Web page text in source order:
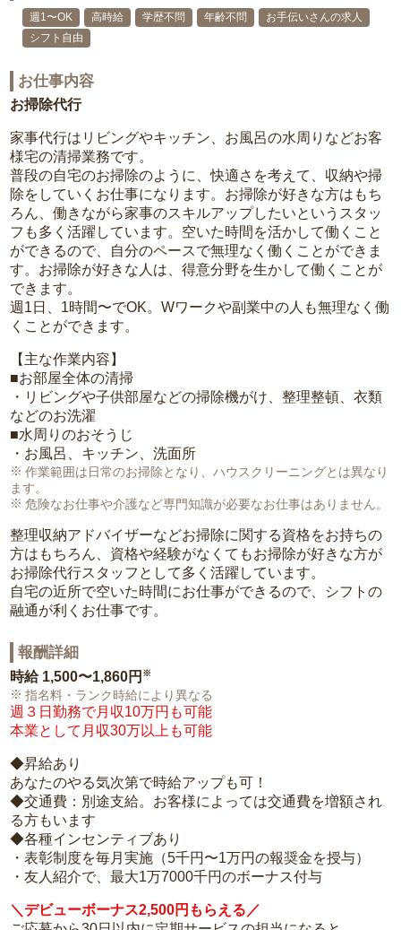
週1〜OK 高時給 学歴不問 年齢不問
お手伝いさんの求人
シフト自由
お仕事内容
お掃除代行
家事代行はリビングやキッチン、お風呂の水周りなどお客
様宅の清掃業務です。
普段の自宅のお掃除のように、快適さを考えて、収納や掃
除をしていくお仕事になります。お掃除が好きな方はもち
ろん、働きながら家事のスキルアップしたいというスタッ
フも多く活躍しています。空いた時間を活かして働くこと
ができるので、自分のペースで無理なく働くことができま
す。お掃除が好きな人は、得意分野を生かして働くことが
できます。
週1日、1時間〜でOK。Wワークや副業中の人も無理なく働
くことができます。
【主な作業内容】
■お部屋全体の清掃
・リビングや子供部屋などの掃除機がけ、整理整頓、衣類
などのお洗濯
■水周りのおそうじ
・お風呂、キッチン、洗面所
作業範囲は日常のお掃除となり、ハウスクリーニングとは異なり
ます。
危険なお仕事や介護など専門知識が必要なお仕事はありません。
整理収納アドバイザーなどお掃除に関する資格をお持ちの
方はもちろん、資格や経験がなくてもお掃除が好きな方が
お掃除代行スタッフとして多く活躍しています。
自宅の近所で空いた時間にお仕事ができるので、シフトの
融通が利くお仕事です。
報酬詳細
時給 1,500〜1,860円 ※
指名料・ランク時給により異なる
週３日勤務で月収10万円も可能
本業として月収30万以上も可能
◆昇給あり
あなたのやる気次第で時給アップも可！
◆交通費：別途支給。お客様によっては交通費を増額され
る方もいます
◆各種インセンティブあり
・表彰制度を毎月実施（5千円〜1万円の報奨金を授与）
・友人紹介で、最大1万7000千円のボーナス付与
＼デビューボーナス2,500円もらえる／